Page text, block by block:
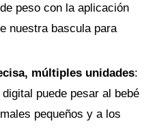
peso con la aplicación
nuestra bascula para
múltiples unidades:
puede pesar al bebé
pequeños y a los